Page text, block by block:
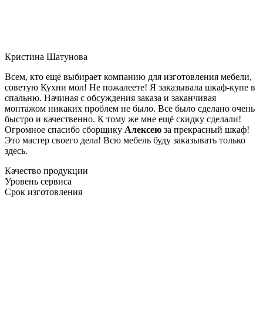
Кристина Шатунова
Всем, кто еще выбирает компанию для изготовления мебели,
советую Кухни мол! Не пожалеете! Я заказывала шкаф-купе в
спальню. Начиная с обсуждения заказа и заканчивая
монтажом никаких проблем не было. Все было сделано очень
быстро и качественно. К тому же мне ещё скидку сделали!
Огромное спасибо сборщику Алексею за прекрасный шкаф!
Это мастер своего дела! Всю мебель буду заказывать только
здесь.
Качество продукции
Уровень сервиса
Срок изготовления